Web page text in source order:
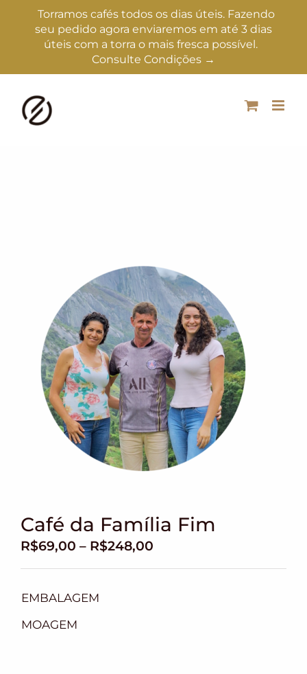
Café da Família Fim
R$69,00 – R$248,00
EMBALAGEM
MOAGEM
Torramos cafés todos os dias úteis. Fazendo
seu pedido agora enviaremos em até 3 dias
úteis com a torra o mais fresca possível.
Consulte Condições →